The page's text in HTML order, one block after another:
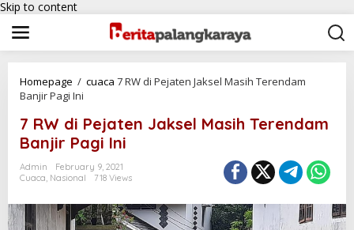
Skip to content
Homepage / cuaca 7 RW di Pejaten Jaksel Masih Terendam
Banjir Pagi Ini
7 RW di Pejaten Jaksel Masih Terendam
Banjir Pagi Ini
Admin
February 9, 2021
Cuaca, Nasional 718 Views